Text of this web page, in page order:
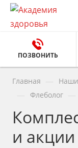
ПОЗВОНИТЬ
Главная
Флеболог
и акции